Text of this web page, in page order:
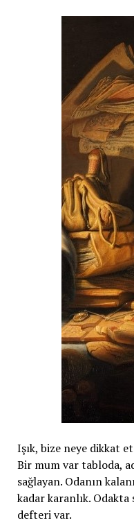
Işık, bize neye dikkat
Bir mum var tabloda,
sağlayan. Odanın
kadar karanlık. Odakta
defteri var.